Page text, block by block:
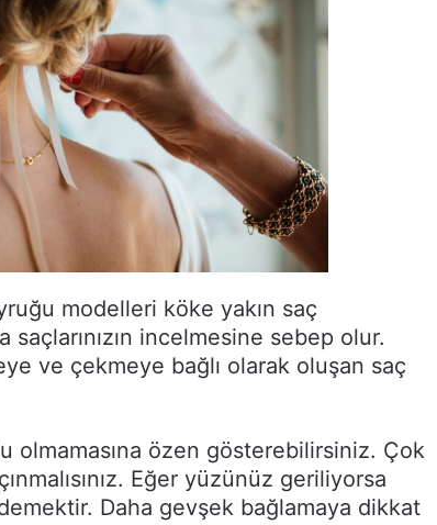
modelleri köke yakın saç
incelmesine sebep olur.
ve çekmeye bağlı olarak oluşan saç
olmamasına özen gösterebilirsiniz. Çok
Eğer yüzünüz geriliyorsa
demektir. Daha gevşek bağlamaya dikkat